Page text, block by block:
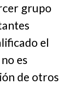
grupo
el
es
de otros